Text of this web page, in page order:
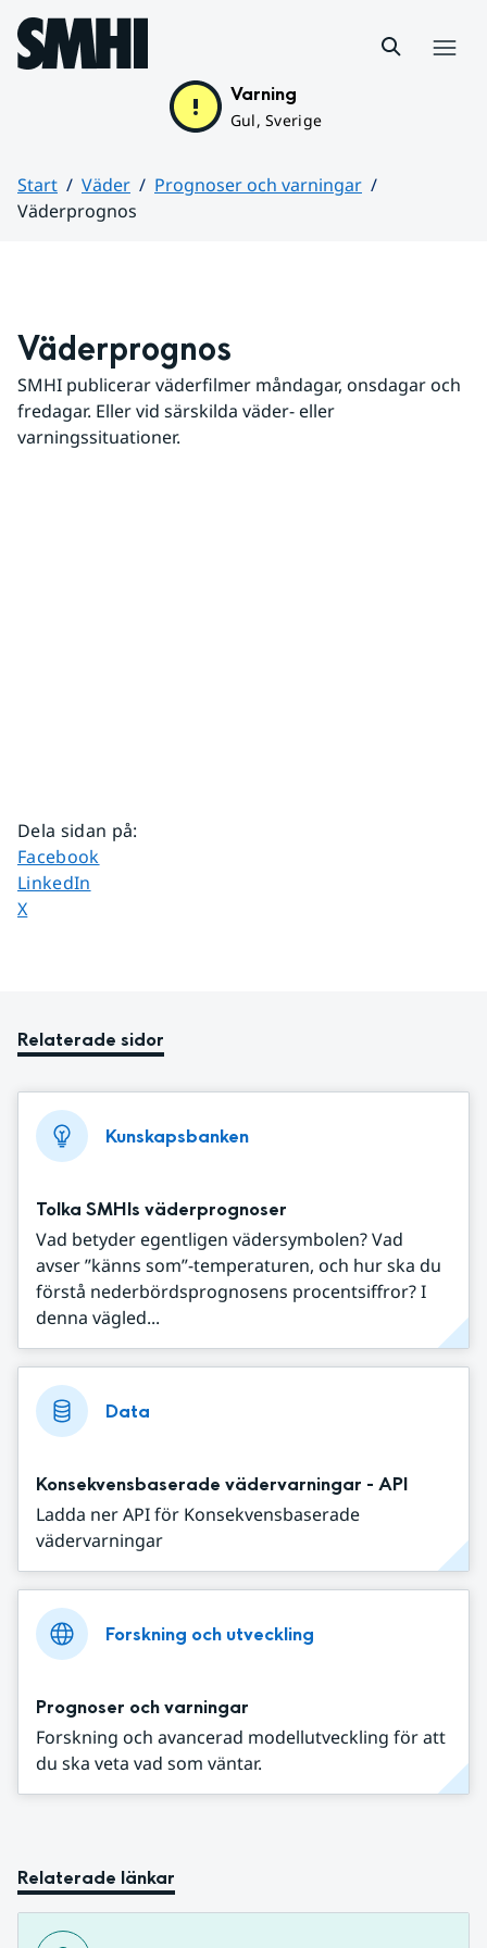
Hoppa till sidans innehåll
Varning
Gul, Sverige
Start Väder
Prognoser och varningar
Väderprognos
Väderprognos
SMHI publicerar väderfilmer måndagar, onsdagar och
fredagar. Eller vid särskilda väder- eller
varningssituationer.
Dela sidan på:
Dela sidan på
Facebook
Dela sidan på
LinkedIn
Dela sidan på
X
Relaterade sidor
Kunskapsbanken
Tolka SMHIs väderprognoser
Vad betyder egentligen vädersymbolen? Vad
avser ”känns som”-temperaturen, och hur ska du
förstå nederbördsprognosens procentsiffror? I
denna vägled...
Data
Konsekvensbaserade vädervarningar - API
Ladda ner API för Konsekvensbaserade
vädervarningar
Forskning och utveckling
Prognoser och varningar
Forskning och avancerad modellutveckling för att
du ska veta vad som väntar.
Relaterade länkar